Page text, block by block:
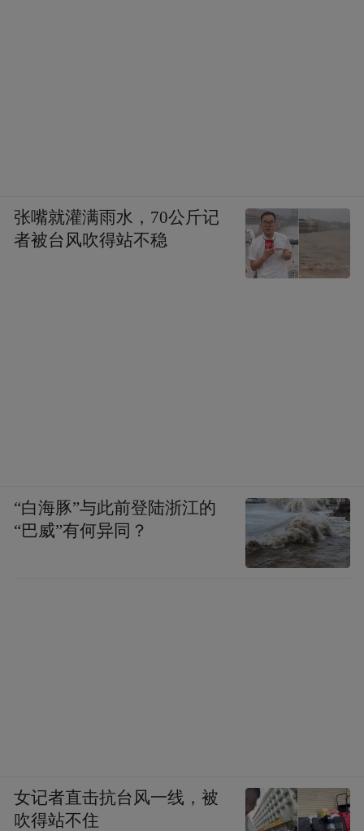
张嘴就灌满雨水，70公斤记
者被台风吹得站不稳
“白海豚”与此前登陆浙江的
“巴威”有何异同？
女记者直击抗台风一线，被
吹得站不住